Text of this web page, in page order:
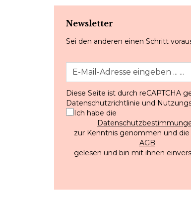
Newsletter
Sei den anderen einen Schritt
Diese Seite ist durch reCAPTCHA
Datenschutzrichtlinie und
Ich habe die
zur Kenntnis genommen und die
AGB
gelesen und bin mit ihnen